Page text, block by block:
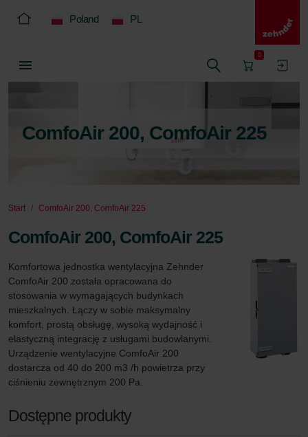
Poland PL
0
ComfoAir 200, ComfoAir 225
Start ComfoAir 200, ComfoAir 225
ComfoAir 200, ComfoAir 225
Komfortowa jednostka wentylacyjna Zehnder
ComfoAir 200 została opracowana do
stosowania w wymagających budynkach
mieszkalnych. Łączy w sobie maksymalny
komfort, prostą obsługę, wysoką wydajność i
elastyczną integrację z usługami budowlanymi.
Urządzenie wentylacyjne ComfoAir 200
dostarcza od 40 do 200 m3 /h powietrza przy
ciśnieniu zewnętrznym 200 Pa.
Dostępne produkty